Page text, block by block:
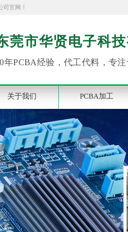
司官网！
莞市华贤电子科
年PCBA经验，代工代料，专
关于我们 PCBA加工